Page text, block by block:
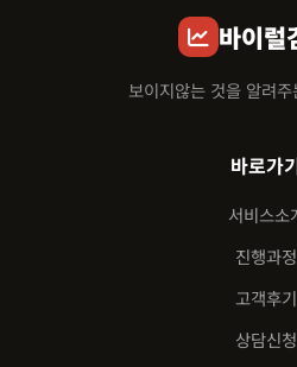
바이럴
보이지않는 것을 알려
바로가
서비스소
진행과정
고객후기
상담신청